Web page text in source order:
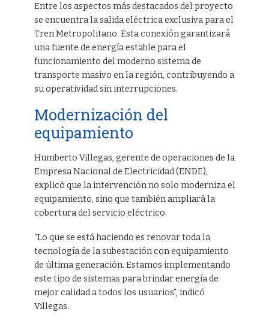
Entre los aspectos más destacados del proyecto
se encuentra la salida eléctrica exclusiva para el
Tren Metropolitano. Esta conexión garantizará
una fuente de energía estable para el
funcionamiento del moderno sistema de
transporte masivo en la región, contribuyendo a
su operatividad sin interrupciones.
Modernización del
equipamiento
Humberto Villegas, gerente de operaciones de la
Empresa Nacional de Electricidad (ENDE),
explicó que la intervención no solo moderniza el
equipamiento, sino que también ampliará la
cobertura del servicio eléctrico.
“Lo que se está haciendo es renovar toda la
tecnología de la subestación con equipamiento
de última generación. Estamos implementando
este tipo de sistemas para brindar energía de
mejor calidad a todos los usuarios”, indicó
Villegas.